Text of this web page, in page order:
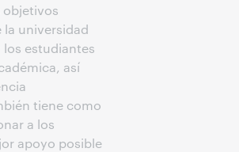
objetivos
universidad
estudiantes
así
tiene como
a los
apoyo posible